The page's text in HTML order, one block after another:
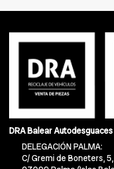
DRA Balear Autodesguaces
DELEGACIÓN PALMA:
C/ Gremi de Boneters,